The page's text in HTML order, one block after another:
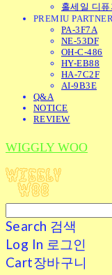
홀세일 디퓨
PREMIU PARTNER
PA-3F7A
NE-53DF
OH-C-486
HY-EB88
HA-7C2F
AI-9B3E
Q&A
NOTICE
REVIEW
WIGGLY WOO
Search 검색
Log In 로그인
Cart장바구니